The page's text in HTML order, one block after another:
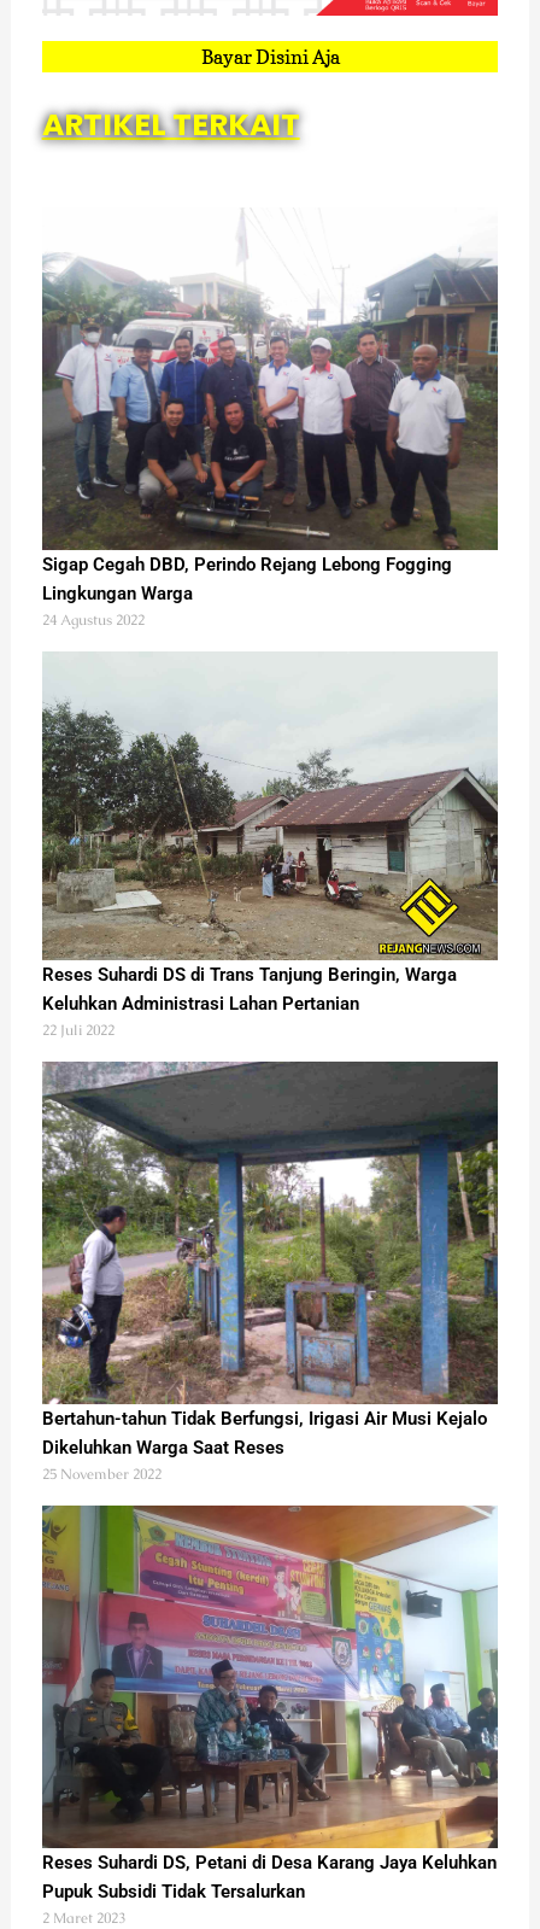
Bayar Disini Aja
ARTIKEL TERKAIT
Sigap Cegah DBD, Perindo Rejang Lebong Fogging
Lingkungan Warga
24 Agustus 2022
Reses Suhardi DS di Trans Tanjung Beringin, Warga
Keluhkan Administrasi Lahan Pertanian
22 Juli 2022
Bertahun-tahun Tidak Berfungsi, Irigasi Air Musi Kejalo
Dikeluhkan Warga Saat Reses
25 November 2022
Reses Suhardi DS, Petani di Desa Karang Jaya Keluhkan
Pupuk Subsidi Tidak Tersalurkan
2 Maret 2023